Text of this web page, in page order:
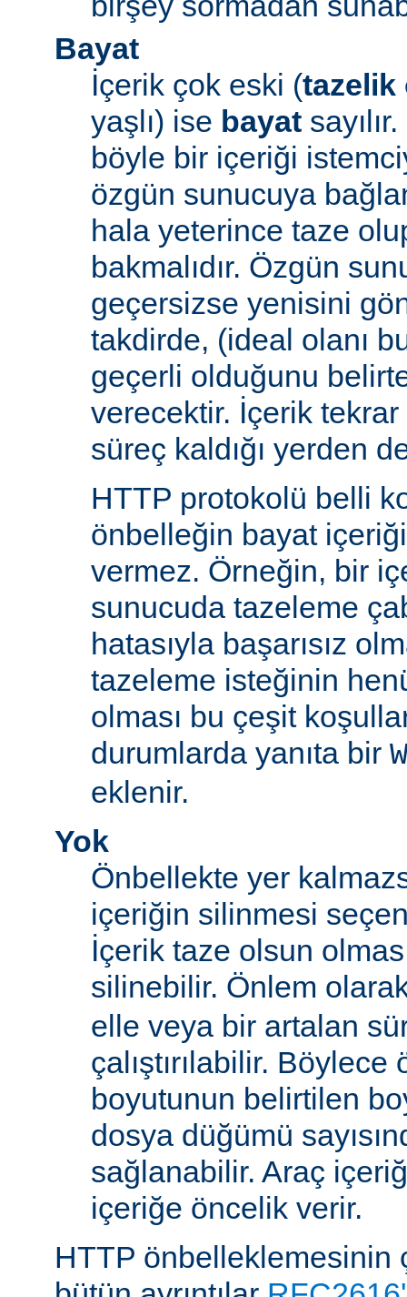
Bayat
İçerik çok eski (tazelik
yaşlı) ise bayat
böyle bir içeriği
özgün sunucuya
hala yeterince taze
bakmalıdır. Özgün
geçersizse yenisini
takdirde, (ideal olanı
geçerli olduğunu
verecektir. İçerik
süreç kaldığı yerden
HTTP protokolü belli
önbelleğin bayat
vermez. Örneğin, bir
sunucuda tazeleme
hatasıyla başarısız
tazeleme isteğinin
olması bu çeşit
durumlarda yanıta bir
eklenir.
Yok
Önbellekte yer
içeriğin silinmesi
İçerik taze olsun
silinebilir. Önlem
elle veya bir artalan
çalıştırılabilir.
boyutunun belirtilen
dosya düğümü
sağlanabilir. Araç
içeriğe öncelik verir.
HTTP önbelleklemesinin